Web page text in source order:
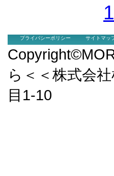
プライバシーポリシー サイトマッ
ら＜＜株式会
目1-10